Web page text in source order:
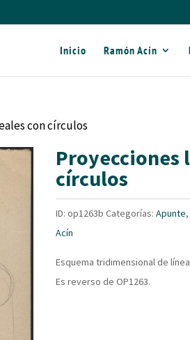
Inicio Ramón Acín
con círculos
Proyecciones
círculos
ID:op1263b Categorías:Apunte
Acín
Esquema tridimensional de
Es reverso de OP1263.